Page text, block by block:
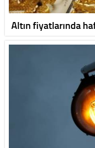
Altın fiyatlarında